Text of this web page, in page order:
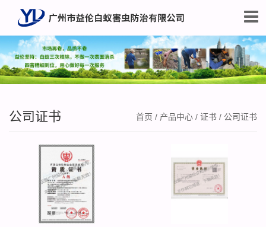
公司证书 首页 / 产品中心 / 证书 / 公司证书